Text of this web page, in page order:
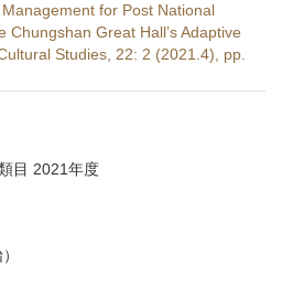
for Post National
Chungshan Great Hall’s Adaptive
Studies, 22: 2 (2021.4), pp.
目 2021年度